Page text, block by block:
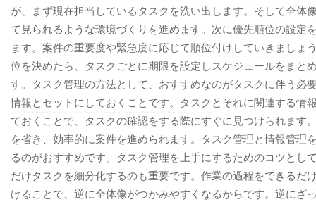
が、まず現在担当しているタスクを洗い出します。そして全体
て見られるような環境づくりを進めます。次に優先順位の設定
ます。案件の重要度や緊急度に応じて順位付けしていきましょ
位を決めたら、タスクごとに期限を設定しスケジュールをまと
す。タスク管理の方法として、おすすめなのがタスクに伴う必
情報とセットにしておくことです。タスクとそれに関連する情
ておくことで、タスクの確認をする際にすぐに見つけられます
を省き、効率的に案件を進められます。タスク管理と情報管理
るのがおすすめです。タスク管理を上手にするためのコツとし
だけタスクを細分化するのも重要です。作業の過程をできるだ
けることで、逆に全体像がつかみやすくなるからです。逆にざ